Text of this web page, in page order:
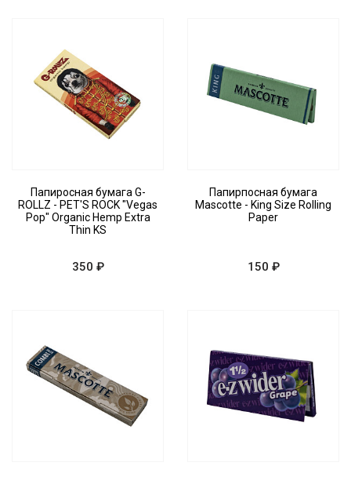
Папиросная бумага G-
ROLLZ - PET'S ROCK "Vegas
Pop" Organic Hemp Extra
Thin KS
350 ₽
Папирпосная бумага
Mascotte - King Size Rolling
Paper
150 ₽